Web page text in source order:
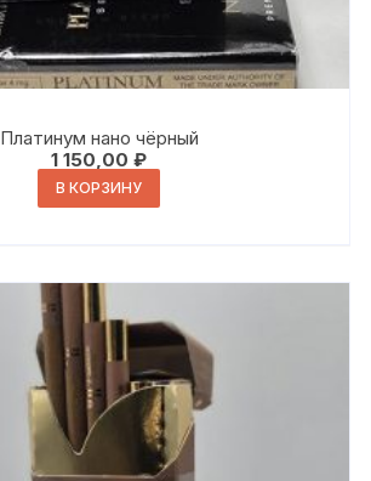
Платинум нано чёрный
1 150,00₽
В КОРЗИНУ